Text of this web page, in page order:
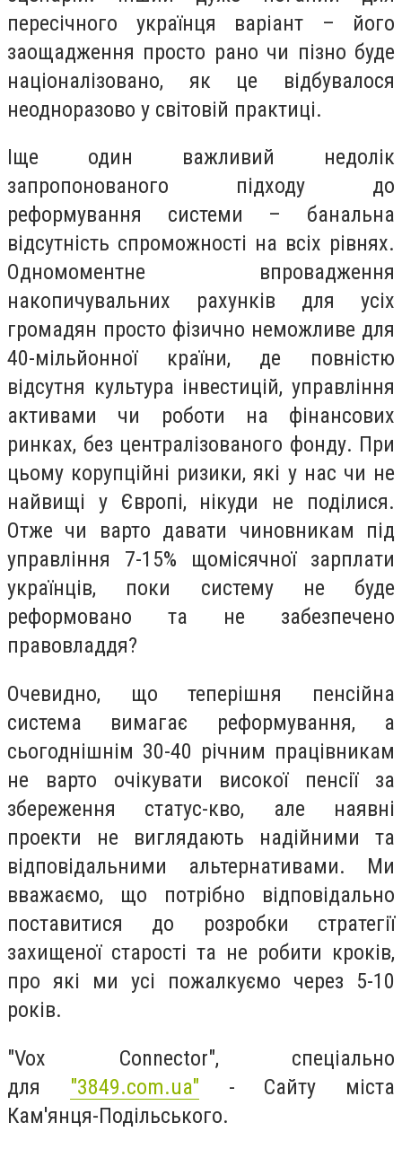
пересічного українця варіант – його
заощадження просто рано чи пізно буде
націоналізовано, як це відбувалося
неодноразово у світовій практиці.
Іще один важливий недолік
запропонованого підходу до
реформування системи – банальна
відсутність спроможності на всіх рівнях.
Одномоментне впровадження
накопичувальних рахунків для усіх
громадян просто фізично неможливе для
40-мільйонної країни, де повністю
відсутня культура інвестицій, управління
активами чи роботи на фінансових
ринках, без централізованого фонду. При
цьому корупційні ризики, які у нас чи не
найвищі у Європі, нікуди не поділися.
Отже чи варто давати чиновникам під
управління 7-15% щомісячної зарплати
українців, поки систему не буде
реформовано та не забезпечено
правовладдя?
Очевидно, що теперішня пенсійна
система вимагає реформування, а
сьогоднішнім 30-40 річним працівникам
не варто очікувати високої пенсії за
збереження статус-кво, але наявні
проекти не виглядають надійними та
відповідальними альтернативами. Ми
вважаємо, що потрібно відповідально
поставитися до розробки стратегії
захищеної старості та не робити кроків,
про які ми усі пожалкуємо через 5-10
років.
"Vox Connector", спеціально
для "3849.com.ua" - Сайту міста
Кам'янця-Подільського.